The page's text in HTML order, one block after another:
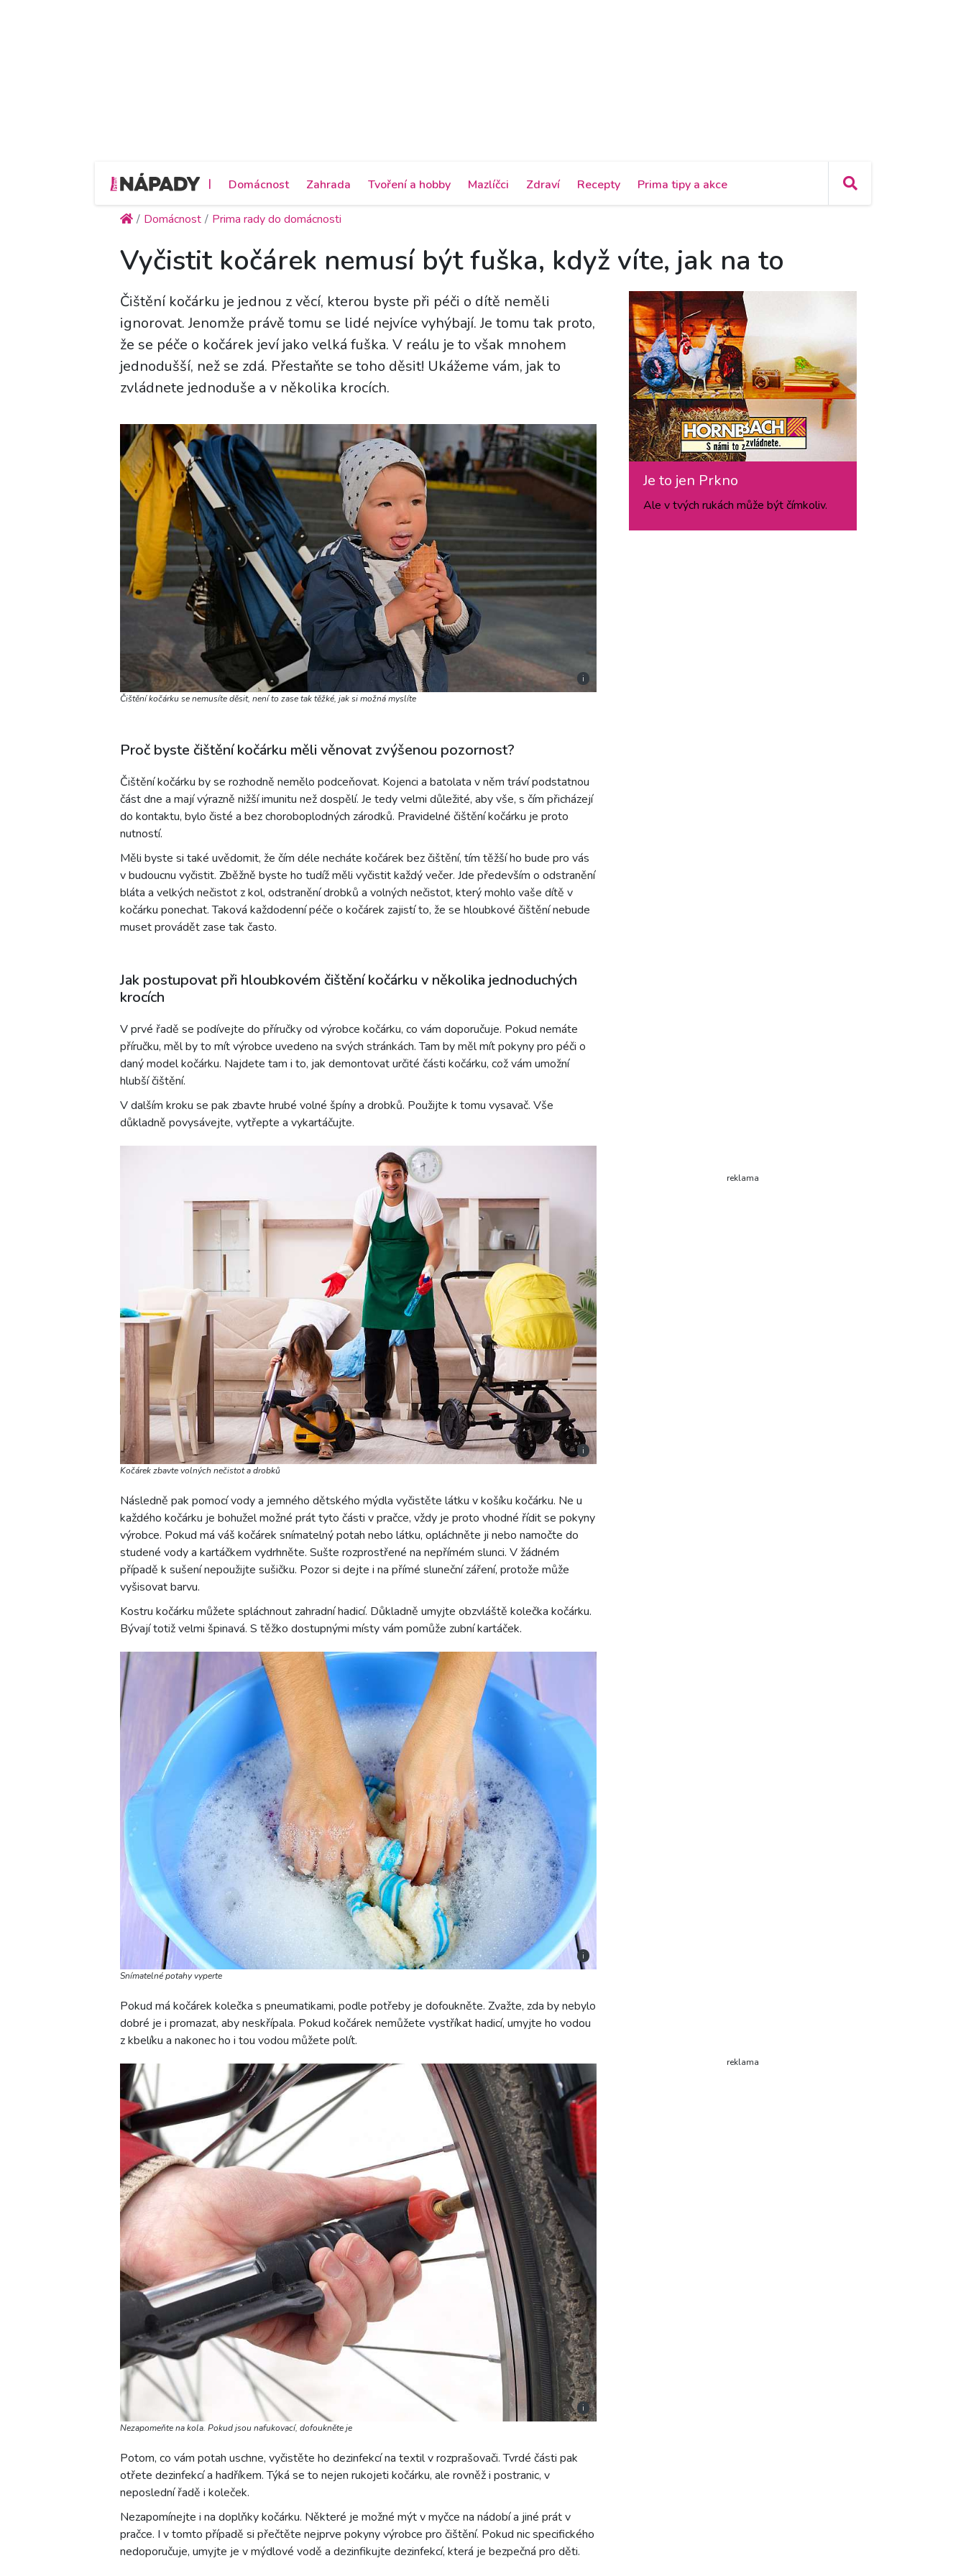
| Domácnost Zahrada Tvoření a hobby Mazlíčci Zdraví Recepty Prima tipy a akce
Domácnost Prima rady do domácnosti
Vyčistit kočárek nemusí být fuška, když víte, jak na to
Čištění kočárku je jednou z věcí, kterou byste při péči o dítě neměli
ignorovat. Jenomže právě tomu se lidé nejvíce vyhýbají. Je tomu tak proto,
že se péče o kočárek jeví jako velká fuška. V reálu je to však mnohem
jednodušší, než se zdá. Přestaňte se toho děsit! Ukážeme vám, jak to
zvládnete jednoduše a v několika krocích.
i
Čištění kočárku se nemusíte děsit, není to zase tak těžké, jak si možná myslíte
Proč byste čištění kočárku měli věnovat zvýšenou pozornost?
Čištění kočárku by se rozhodně nemělo podceňovat. Kojenci a batolata v něm tráví podstatnou
část dne a mají výrazně nižší imunitu než dospělí. Je tedy velmi důležité, aby vše, s čím přicházejí
do kontaktu, bylo čisté a bez choroboplodných zárodků. Pravidelné čištění kočárku je proto
nutností.
Měli byste si také uvědomit, že čím déle necháte kočárek bez čištění, tím těžší ho bude pro vás
v budoucnu vyčistit. Zběžně byste ho tudíž měli vyčistit každý večer. Jde především o odstranění
bláta a velkých nečistot z kol, odstranění drobků a volných nečistot, který mohlo vaše dítě v
kočárku ponechat. Taková každodenní péče o kočárek zajistí to, že se hloubkové čištění nebude
muset provádět zase tak často.
Jak postupovat při hloubkovém čištění kočárku v několika jednoduchých
krocích
V prvé řadě se podívejte do příručky od výrobce kočárku, co vám doporučuje. Pokud nemáte
příručku, měl by to mít výrobce uvedeno na svých stránkách. Tam by měl mít pokyny pro péči o
daný model kočárku. Najdete tam i to, jak demontovat určité části kočárku, což vám umožní
hlubší čištění.
V dalším kroku se pak zbavte hrubé volné špíny a drobků. Použijte k tomu vysavač. Vše
důkladně povysávejte, vytřepte a vykartáčujte.
i
Kočárek zbavte volných nečistot a drobků
Následně pak pomocí vody a jemného dětského mýdla vyčistěte látku v košíku kočárku. Ne u
každého kočárku je bohužel možné prát tyto části v pračce, vždy je proto vhodné řídit se pokyny
výrobce. Pokud má váš kočárek snímatelný potah nebo látku, opláchněte ji nebo namočte do
studené vody a kartáčkem vydrhněte. Sušte rozprostřené na nepřímém slunci. V žádném
případě k sušení nepoužijte sušičku. Pozor si dejte i na přímé sluneční záření, protože může
vyšisovat barvu.
Kostru kočárku můžete spláchnout zahradní hadicí. Důkladně umyjte obzvláště kolečka kočárku.
Bývají totiž velmi špinavá. S těžko dostupnými místy vám pomůže zubní kartáček.
i
Snímatelné potahy vyperte
Pokud má kočárek kolečka s pneumatikami, podle potřeby je dofoukněte. Zvažte, zda by nebylo
dobré je i promazat, aby neskřípala. Pokud kočárek nemůžete vystříkat hadicí, umyjte ho vodou
z kbelíku a nakonec ho i tou vodou můžete polít.
i
Nezapomeňte na kola. Pokud jsou nafukovací, dofoukněte je
Potom, co vám potah uschne, vyčistěte ho dezinfekcí na textil v rozprašovači. Tvrdé části pak
otřete dezinfekcí a hadříkem. Týká se to nejen rukojeti kočárku, ale rovněž i postranic, v
neposlední řadě i koleček.
Nezapomínejte i na doplňky kočárku. Některé je možné mýt v myčce na nádobí a jiné prát v
pračce. I v tomto případě si přečtěte nejprve pokyny výrobce pro čištění. Pokud nic specifického
nedoporučuje, umyjte je v mýdlové vodě a dezinfikujte dezinfekcí, která je bezpečná pro děti.
Je to jen Prkno
Ale v tvých rukách může být čímkoliv.
reklama
reklama